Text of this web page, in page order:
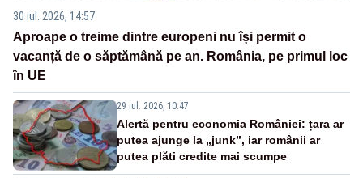
30 iul. 2026, 14:57
Aproape o treime dintre europeni nu își permit o
vacanță de o săptămână pe an. România, pe primul loc
în UE
29 iul. 2026, 10:47
Alertă pentru economia României: țara ar
putea ajunge la „junk”, iar românii ar
putea plăti credite mai scumpe